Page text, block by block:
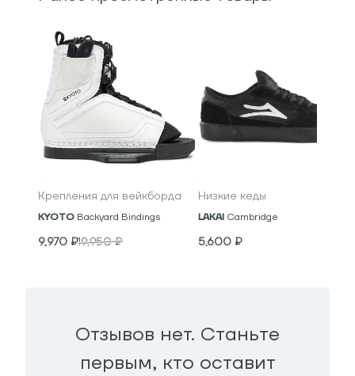
Крепления для вейкборда
KYOTO Backyard Bindings
9,970 ₽19,950₽
Низкие кеды
LAKAI Cambridge
5,600 ₽
Отзывов нет. Станьте
первым, кто оставит